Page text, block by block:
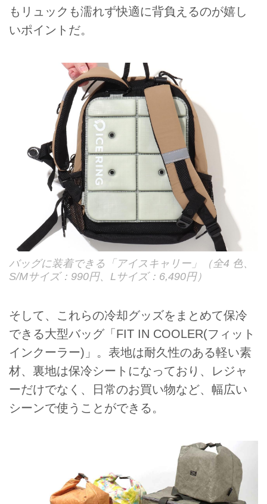
もリュックも濡れず快適に背負えるのが嬉し
いポイントだ。
バッグに装着できる「アイスキャリー」（全4 色、
S/Mサイズ：990円、Lサイズ：6,490円）
そして、これらの冷却グッズをまとめて保冷
できる大型バッグ「FIT IN COOLER(フィット
インクーラー)」。表地は耐久性のある軽い素
材、裏地は保冷シートになっており、レジャ
ーだけでなく、日常のお買い物など、幅広い
シーンで使うことができる。